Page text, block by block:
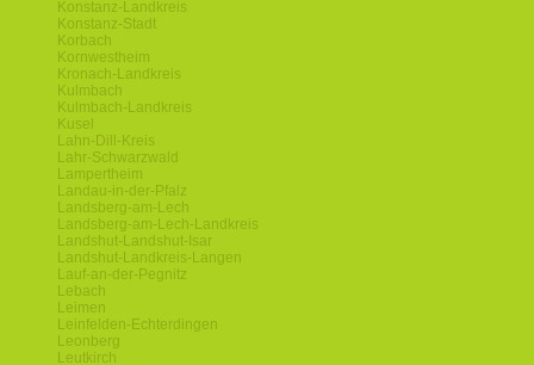
Konstanz-Landkreis
Konstanz-Stadt
Korbach
Kornwestheim
Kronach-Landkreis
Kulmbach
Kulmbach-Landkreis
Kusel
Lahn-Dill-Kreis
Lahr-Schwarzwald
Lampertheim
Landau-in-der-Pfalz
Landsberg-am-Lech
Landsberg-am-Lech-Landkreis
Landshut-Landshut-Isar
Landshut-Landkreis-Langen
Lauf-an-der-Pegnitz
Lebach
Leimen
Leinfelden-Echterdingen
Leonberg
Leutkirch